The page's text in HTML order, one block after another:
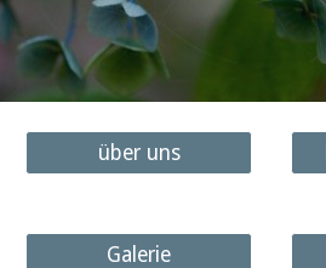
über uns
Galerie